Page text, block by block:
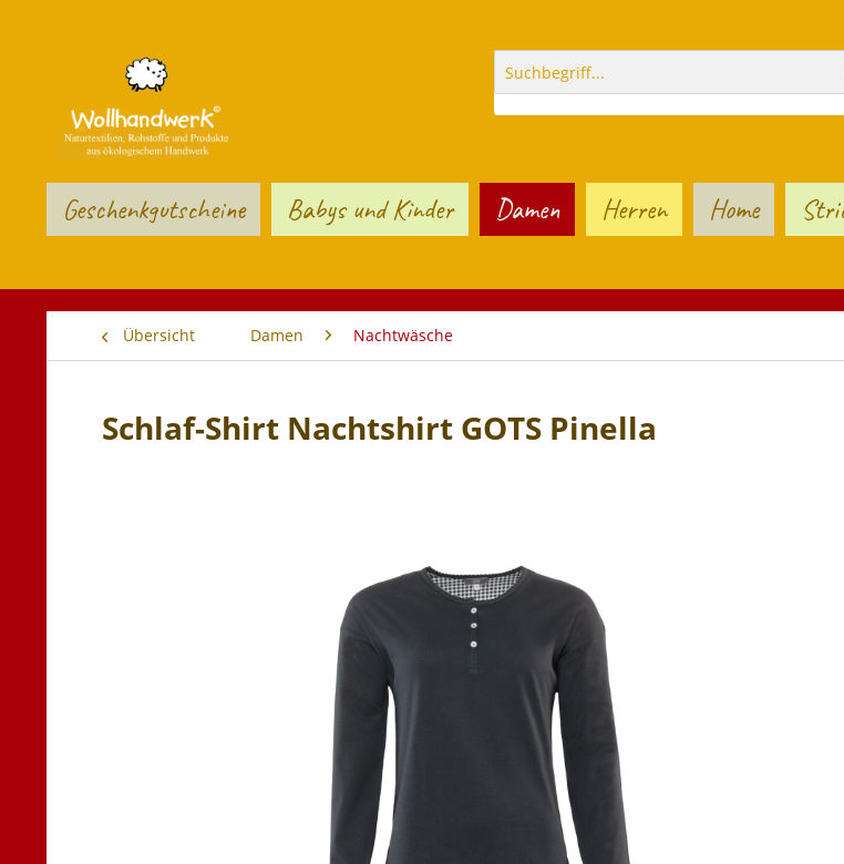
Geschenkgutscheine Babys und Kinder Damen Herren Home
Übersicht Damen Nachtwäsche
Schlaf-Shirt Nachtshirt GOTS Pinella